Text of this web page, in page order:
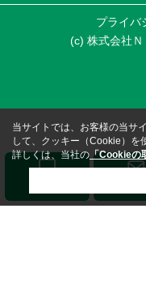
プライバ
(c) 株式会社Ｎ
当サイトでは、お客様の当サ
して、クッキー（Cookie）を
詳しくは、当社の 「Cookieの